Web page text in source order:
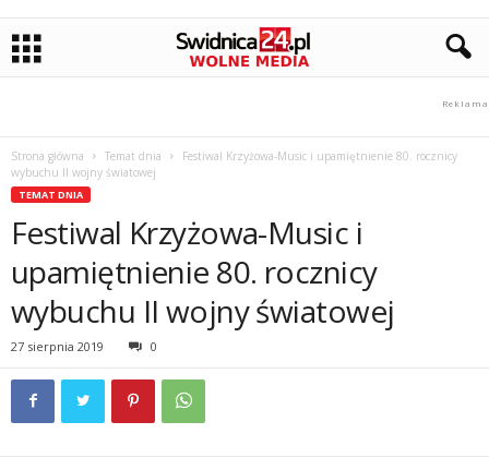
Strona główna Temat dnia
Festiwal Krzyżowa-Music i upamiętnienie 80. rocznicy
wybuchu II wojny światowej
TEMAT DNIA
Festiwal Krzyżowa-Music i
upamiętnienie 80. rocznicy
wybuchu II wojny światowej
27 sierpnia 2019 0